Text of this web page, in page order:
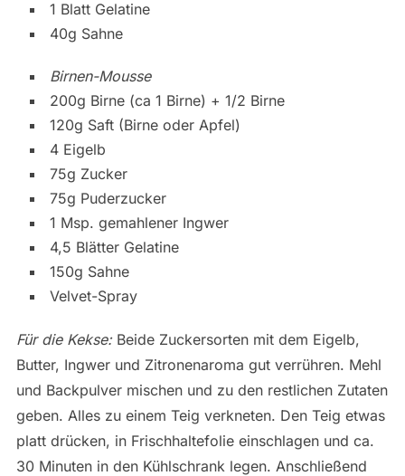
1 Blatt Gelatine
40g Sahne
Birnen-Mousse
200g Birne (ca 1 Birne) + 1/2 Birne
120g Saft (Birne oder Apfel)
4 Eigelb
75g Zucker
75g Puderzucker
1 Msp. gemahlener Ingwer
4,5 Blätter Gelatine
150g Sahne
Velvet-Spray
Für die Kekse:Beide Zuckersorten mit dem Eigelb,
Butter, Ingwer und Zitronenaroma gut verrühren. Mehl
und Backpulver mischen und zu den restlichen Zutaten
geben. Alles zu einem Teig verkneten. Den Teig etwas
platt drücken, in Frischhaltefolie einschlagen und ca.
30 Minuten in den Kühlschrank legen. Anschließend